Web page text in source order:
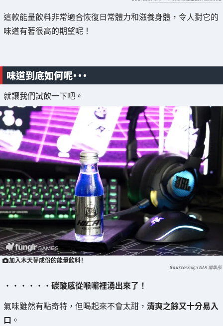
這款能量飲料非常適合恢復日常體力和滋養身體，令人對它的
味道有著很高的期望呢！
味道到底如何呢・・・
就讓我們試飲一下吧。
加入木天蓼成份的能量飲料！
Saiga NAK 編集部
・・・・・・ 碳酸感從喉嚨裡湧出來了！
氣味雖然有點奇特，但喝起來不會太甜， 清爽之餘又十分易入
口 。